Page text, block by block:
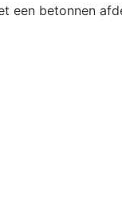
een betonnen